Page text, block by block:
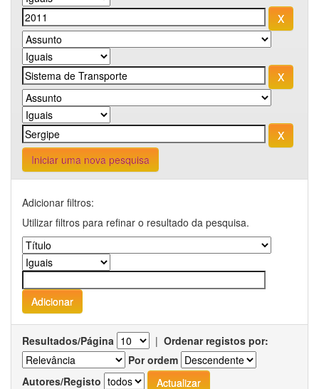
Iniciar uma nova pesquisa
Adicionar filtros:
Utilizar filtros para refinar o resultado da pesquisa.
Resultados/Página | Ordenar registos por:
Por ordem
Autores/Registo